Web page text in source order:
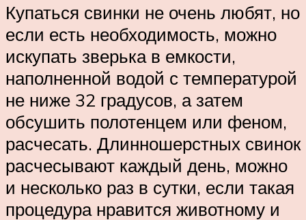
Купаться свинки не очень любят, но
если есть необходимость, можно
искупать зверька в емкости,
наполненной водой с температурой
не ниже 32 градусов, а затем
обсушить полотенцем или феном,
расчесать. Длинношерстных свинок
расчесывают каждый день, можно
и несколько раз в сутки, если такая
процедура нравится животному и